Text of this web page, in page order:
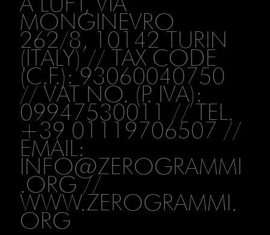
MONGINEVRO
262/8, 10142 TURIN
(ITALY) // TAX CODE
(C.F.): 93060040750
// VAT NO. (P. IVA):
09947530011 // TEL.
+39 01119706507 //
EMAIL:
INFO@ZEROGRAMMI
.ORG//
WWW.ZEROGRAMMI.
ORG